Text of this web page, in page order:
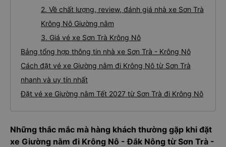
2. Về chất lượng, review, đánh giá nhà xe Sơn Trà
Krông Nô Giường nằm
3. Giá vé xe Sơn Trà Krông Nô
Bảng tổng hợp thông tin nhà xe Sơn Trà - Krông Nô
Cách đặt vé xe Giường nằm đi Krông Nô từ Sơn Trà
nhanh và uy tín nhất
Đặt vé xe Giường nằm Tết 2027 từ Sơn Trà đi Krông Nô
Những thắc mắc mà hàng khách thường gặp khi đặt
xe Giường nằm đi Krông Nô - Đắk Nông từ Sơn Trà -